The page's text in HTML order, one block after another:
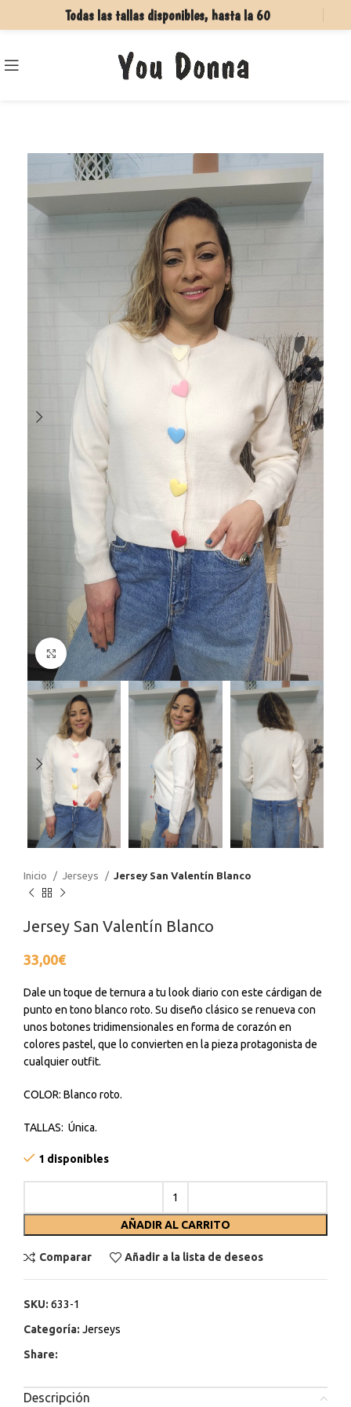
Todas las tallas disponibles, hasta la 60
Haga Click para agrandar
Inicio Jerseys Jersey San Valentín Blanco
Jersey San Valentín Blanco
33,00€
Dale un toque de ternura a tu look diario con este cárdigan de
punto en tono blanco roto. Su diseño clásico se renueva con
unos botones tridimensionales en forma de corazón en
colores pastel, que lo convierten en la pieza protagonista de
cualquier outfit.
COLOR: Blanco roto.
TALLAS: Única.
1 disponibles
AÑADIR AL CARRITO
Comparar Añadir a la lista de deseos
SKU: 633-1
Categoría: Jerseys
Share:
Descripción